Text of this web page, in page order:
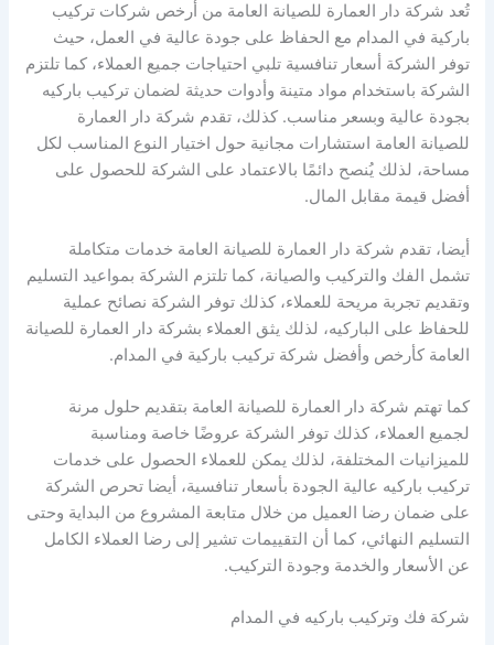
تُعد شركة دار العمارة للصيانة العامة من أرخص شركات تركيب
باركية في المدام مع الحفاظ على جودة عالية في العمل، حيث
توفر الشركة أسعار تنافسية تلبي احتياجات جميع العملاء، كما تلتزم
الشركة باستخدام مواد متينة وأدوات حديثة لضمان تركيب باركيه
بجودة عالية وبسعر مناسب. كذلك، تقدم شركة دار العمارة
للصيانة العامة استشارات مجانية حول اختيار النوع المناسب لكل
مساحة، لذلك يُنصح دائمًا بالاعتماد على الشركة للحصول على
أفضل قيمة مقابل المال.
أيضا، تقدم شركة دار العمارة للصيانة العامة خدمات متكاملة
تشمل الفك والتركيب والصيانة، كما تلتزم الشركة بمواعيد التسليم
وتقديم تجربة مريحة للعملاء، كذلك توفر الشركة نصائح عملية
للحفاظ على الباركيه، لذلك يثق العملاء بشركة دار العمارة للصيانة
العامة كأرخص وأفضل شركة تركيب باركية في المدام.
كما تهتم شركة دار العمارة للصيانة العامة بتقديم حلول مرنة
لجميع العملاء، كذلك توفر الشركة عروضًا خاصة ومناسبة
للميزانيات المختلفة، لذلك يمكن للعملاء الحصول على خدمات
تركيب باركيه عالية الجودة بأسعار تنافسية، أيضا تحرص الشركة
على ضمان رضا العميل من خلال متابعة المشروع من البداية وحتى
التسليم النهائي، كما أن التقييمات تشير إلى رضا العملاء الكامل
عن الأسعار والخدمة وجودة التركيب.
شركة فك وتركيب باركيه في المدام